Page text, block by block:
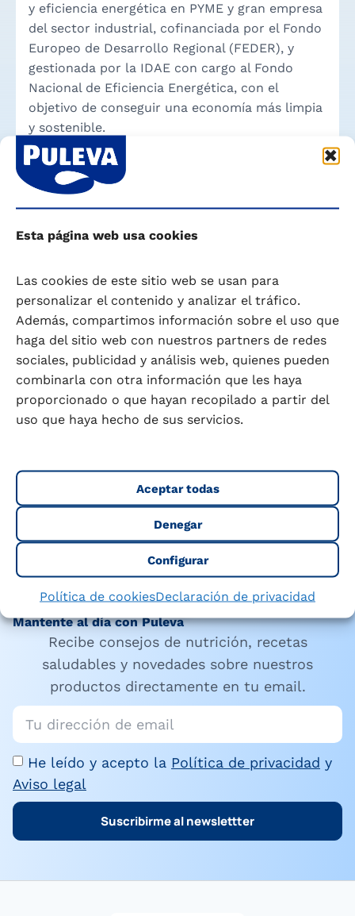
Esta página web usa cookies
Las cookies de este sitio web se usan para
personalizar el contenido y analizar el tráfico.
Además, compartimos información sobre el uso que
haga del sitio web con nuestros partners de redes
sociales, publicidad y análisis web, quienes pueden
combinarla con otra información que les haya
proporcionado o que hayan recopilado a partir del
uso que haya hecho de sus servicios.
Aceptar todas
Denegar
Configurar
Política de cookiesDeclaración de privacidad
y eficiencia energética en PYME y gran empresa
del sector industrial, cofinanciada por el Fondo
Europeo de Desarrollo Regional (FEDER), y
gestionada por la IDAE con cargo al Fondo
Nacional de Eficiencia Energética, con el
objetivo de conseguir una economía más limpia
y sostenible.
«Una manera de hacer
Europa»
Beneficiario:INDUSTRIAS LÁCTEAS DE
Inversión total:232.400 €
Importe de la ayuda:69.720€
Resolución del Consejo de Administración del IDAE de fecha 6/03/2017, publicada
en BOE nº122 de 23/05/2017
Mantente al día con Puleva
Recibe consejos de nutrición, recetas
saludables y novedades sobre nuestros
productos directamente en tu email.
He leído y acepto la Política de privacidad y
Aviso legal
Suscribirme al newslettter